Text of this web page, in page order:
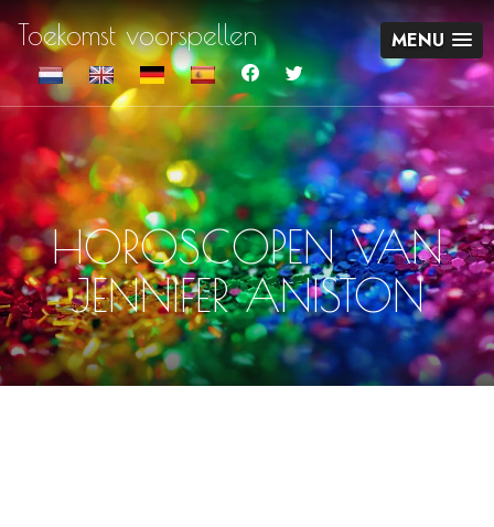
Toekomst voorspellen MENU
HOROSCOPEN VAN
JENNIFER ANISTON